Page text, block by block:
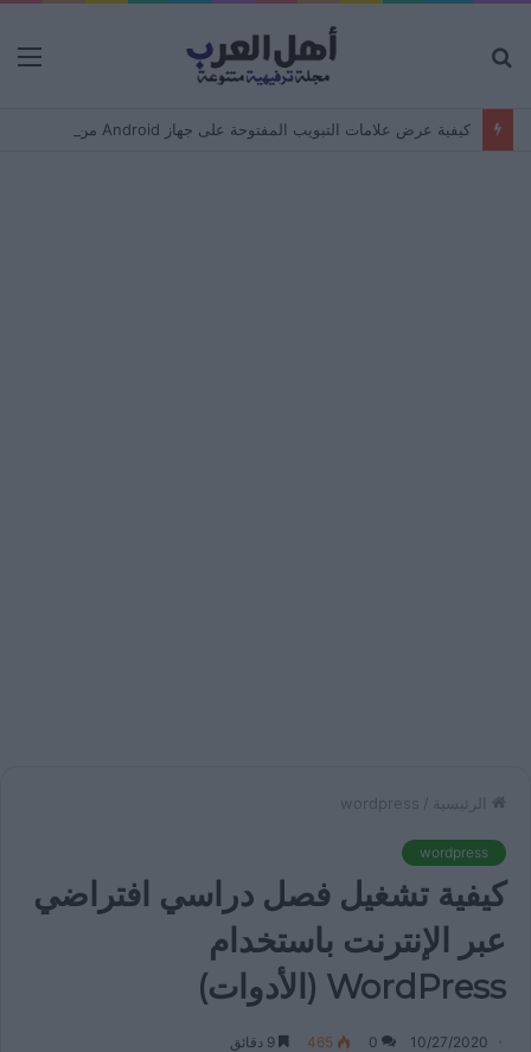
الرئيسية /
wordpress
wordpress
كيفية تشغيل فصل دراسي افتراضي
عبر الإنترنت باستخدام
WordPress (الأدوات)
10/27/2020
0
465